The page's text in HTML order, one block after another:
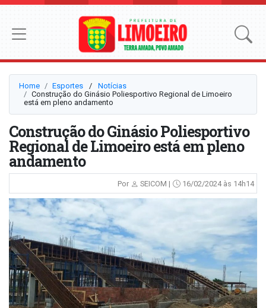
Home Esportes ⠀/⠀ Notícias
Construção do Ginásio Poliesportivo Regional de Limoeiro
está em pleno andamento
Construção do Ginásio Poliesportivo
Regional de Limoeiro está em pleno
andamento
Por SEICOM | 16/02/2024 às 14h14